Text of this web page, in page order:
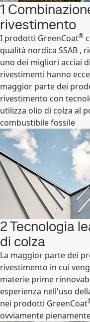
1
rivestimento
I prodotti GreenCoat®
qualità nordica SSAB ,
uno dei migliori acciai
rivestimenti hanno
maggior parte dei
rivestimento con
utilizza olio di colza al
combustibile fossile
2 Tecnologia
di colza
La maggior parte dei
rivestimento in cui
materie prime
esperienza nell'uso
nei prodotti GreenCoat
ovviamente